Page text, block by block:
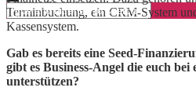
Terminbuchung, ein CRM-System
Kassensystem.
Gab es bereits eine Seed-
gibt es Business-Angel die euch bei
unterstützen?